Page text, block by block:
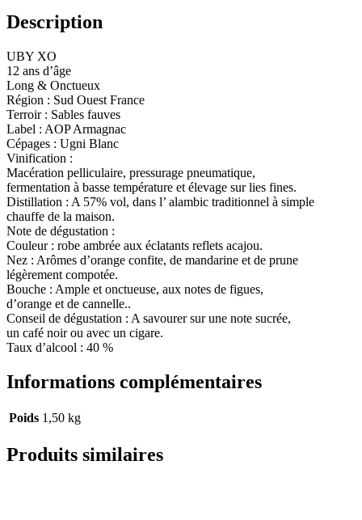
Description
UBY XO
12 ans d’âge
Long & Onctueux
Région : Sud Ouest France
Terroir : Sables fauves
Label : AOP Armagnac
Cépages : Ugni Blanc
Vinification :
Macération pelliculaire, pressurage pneumatique,
fermentation à basse température et élevage sur lies fines.
Distillation : A 57% vol, dans l’ alambic traditionnel à simple
chauffe de la maison.
Note de dégustation :
Couleur : robe ambrée aux éclatants reflets acajou.
Nez : Arômes d’orange confite, de mandarine et de prune
légèrement compotée.
Bouche : Ample et onctueuse, aux notes de figues,
d’orange et de cannelle..
Conseil de dégustation : A savourer sur une note sucrée,
un café noir ou avec un cigare.
Taux d’alcool : 40 %
Informations complémentaires
Poids 1,50 kg
Produits similaires